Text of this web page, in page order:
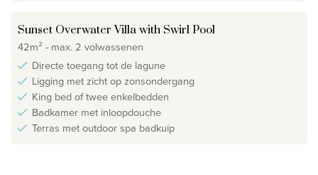
Sunset Overwater Villa with Swirl Pool
42m² - max. 2 volwassenen
Directe toegang tot de lagune
Ligging met zicht op zonsondergang
King bed of twee enkelbedden
Badkamer met inloopdouche
Terras met outdoor spa badkuip